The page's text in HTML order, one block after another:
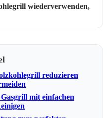
wiederverwenden,
reduzieren
mit einfachen